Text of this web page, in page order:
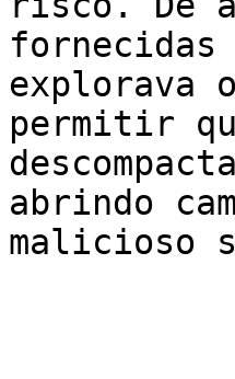
explorava
permitir
abrindo
malicioso